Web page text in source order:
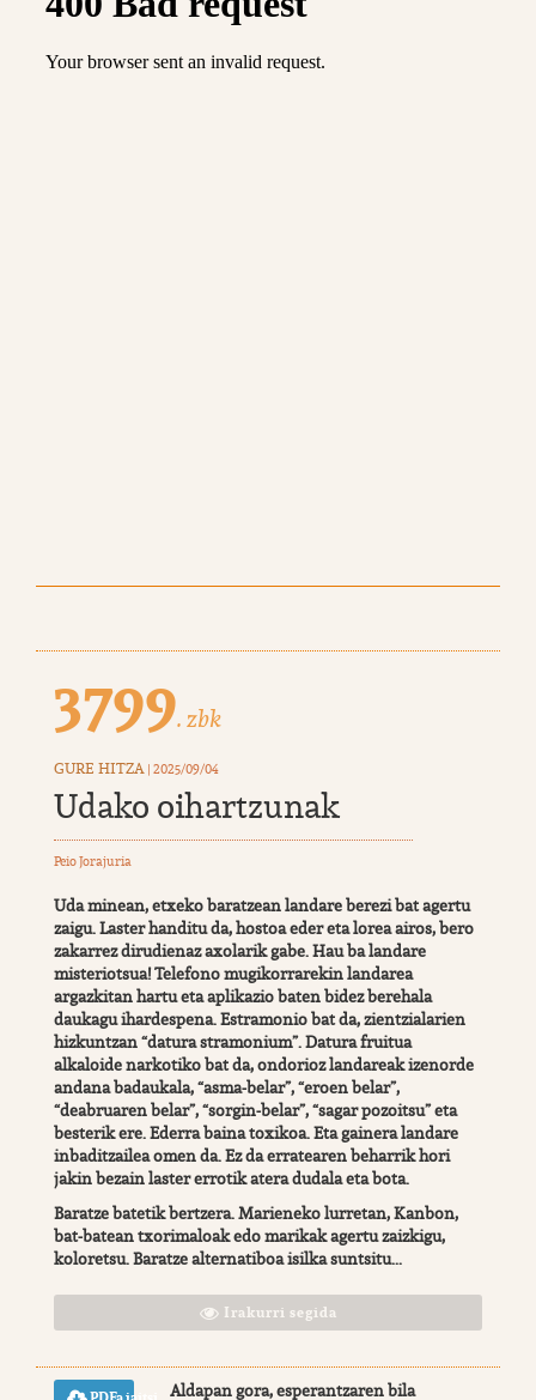
3799. zbk
GURE HITZA | 2025/09/04
Udako oihartzunak
Peio Jorajuria
Uda minean, etxeko baratzean landare berezi bat agertu
zaigu. Laster handitu da, hostoa eder eta lorea airos, bero
zakarrez dirudienaz axolarik gabe. Hau ba landare
misteriotsua! Telefono mugikorrarekin landarea
argazkitan hartu eta aplikazio baten bidez berehala
daukagu ihardespena. Estramonio bat da, zientzialarien
hizkuntzan “datura stramonium”. Datura fruitua
alkaloide narkotiko bat da, ondorioz landareak izenorde
andana badaukala, “asma-belar”, “eroen belar”,
“deabruaren belar”, “sorgin-belar”, “sagar pozoitsu” eta
besterik ere. Ederra baina toxikoa. Eta gainera landare
inbaditzailea omen da. Ez da erratearen beharrik hori
jakin bezain laster errotik atera dudala eta bota.
Baratze batetik bertzera. Marieneko lurretan, Kanbon,
bat-batean txorimaloak edo marikak agertu zaizkigu,
koloretsu. Baratze alternatiboa isilka suntsitu...
Irakurri segida
Aldapan gora, esperantzaren bila